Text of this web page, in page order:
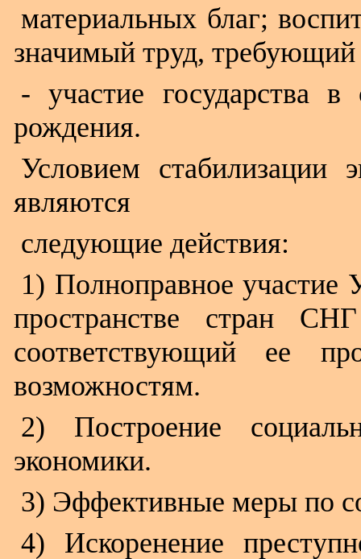
материальных благ;
значимый труд, требующий
- участие государства
рождения.
Условием стабилизации
являются
следующие действия:
1) Полноправное участие
пространстве стран
соответствующий ее
возможностям.
2) Построение
экономики.
3) Эффективные меры по
4) Искоренение